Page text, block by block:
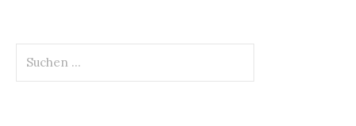
nach: